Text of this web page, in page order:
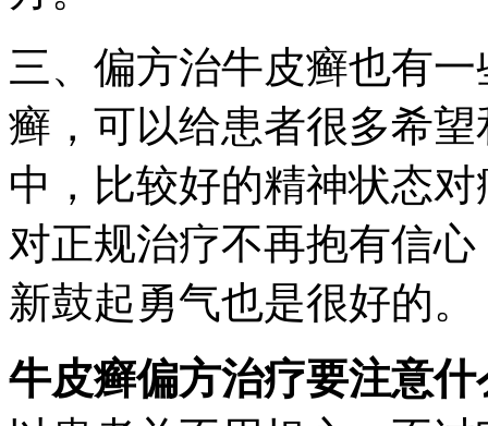
三、偏方治牛皮癣也有
癣，可以给患者很多希
中，比较好的精神状态
对正规治疗不再抱有信
新鼓起勇气也是很好的。
牛皮癣偏方治疗要注意什